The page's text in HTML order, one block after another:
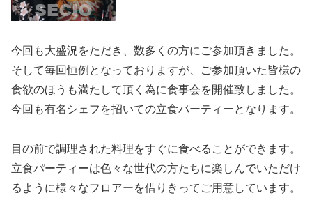
今回も大盛況をただき、数多くの方にご参加頂きました。
そして毎回恒例となっておりますが、ご参加頂いた皆様の
食欲のほうも満たして頂く為に食事会を開催致しました。
今回も有名シェフを招いての立食パーティーとなります。
目の前で調理された料理をすぐに食べることができます。
立食パーティーは色々な世代の方たちに楽しんでいただけ
るように様々なフロアーを借りきってご用意しています。